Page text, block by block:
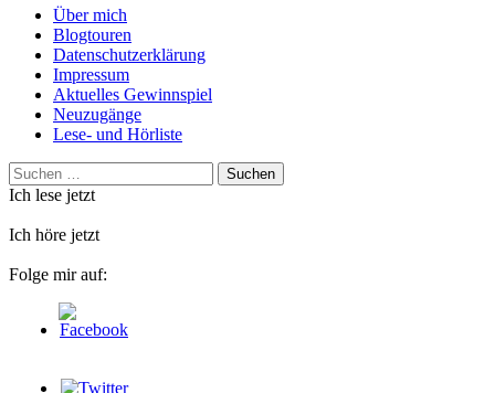
Über mich
Blogtouren
Datenschutzerklärung
Impressum
Aktuelles Gewinnspiel
Neuzugänge
Lese- und Hörliste
Suchen
nach:
Ich lese jetzt
Ich höre jetzt
Folge mir auf: